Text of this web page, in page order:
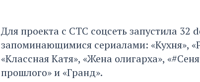
Для проекта с СТС соцсеть запустила
запоминающимися сериалами: «Кухня»,
«Классная Катя», «Жена олигарха»,
прошлого» и «Гранд».